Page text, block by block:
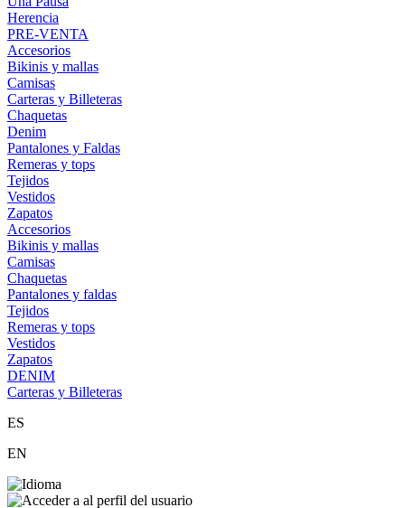
Herencia
PRE-VENTA
Accesorios
Bikinis y mallas
Camisas
Carteras y Billeteras
Chaquetas
Denim
Pantalones y Faldas
Remeras y tops
Tejidos
Vestidos
Zapatos
Accesorios
Bikinis y mallas
Camisas
Chaquetas
Pantalones y faldas
Tejidos
Remeras y tops
Vestidos
Zapatos
DENIM
Carteras y Billeteras
ES
EN